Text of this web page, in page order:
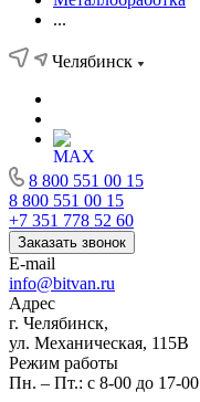
...
Челябинск
8 800 551 00 15
8 800 551 00 15
+7 351 778 52 60
Заказать звонок
E-mail
info@bitvan.ru
Адрес
г. Челябинск,
ул. Механическая, 115В
Режим работы
Пн. – Пт.: с 8-00 до 17-00